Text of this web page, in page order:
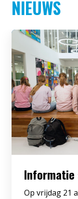
NIEUWS
Informatie
Op vrijdag 21